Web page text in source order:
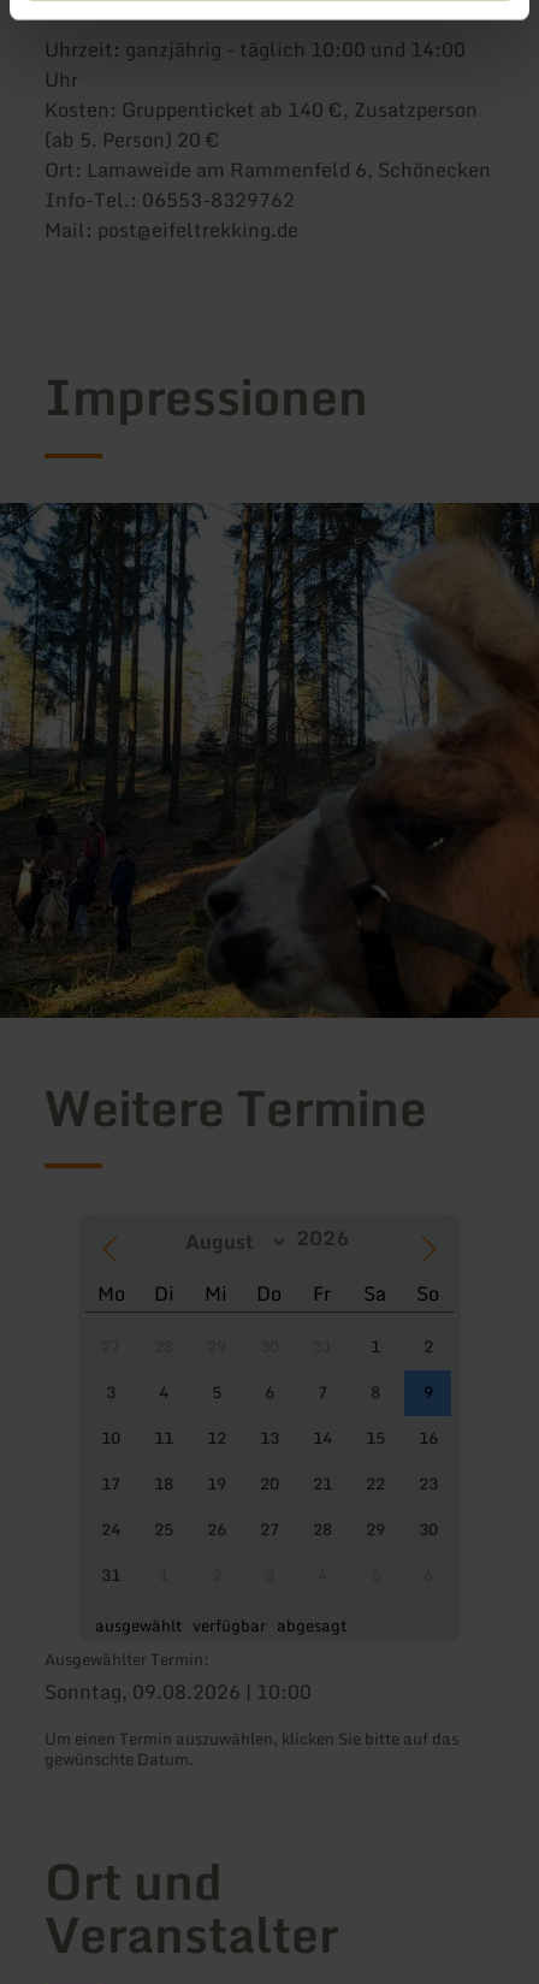
Uhrzeit: ganzjährig - täglich 10:00 und 14:00
Uhr
Kosten: Gruppenticket ab 140 €, Zusatzperson
(ab 5. Person) 20 €
Ort: Lamaweide am Rammenfeld 6, Schönecken
Info-Tel.: 06553-8329762
Mail: post@eifeltrekking.de
Impressionen
Weitere Termine
Mo Di Mi Do Fr Sa So
1
2
3
4 5 6 7 8
9
10
11 12 13 14 15
16
17
18 19 20 21 22
23
24
25 26 27 28 29
30
31
ausgewählt verfügbar abgesagt
Ausgewählter Termin:
Sonntag, 09.08.2026 | 10:00
Um einen Termin auszuwählen, klicken Sie bitte auf das
gewünschte Datum.
Ort und
Veranstalter